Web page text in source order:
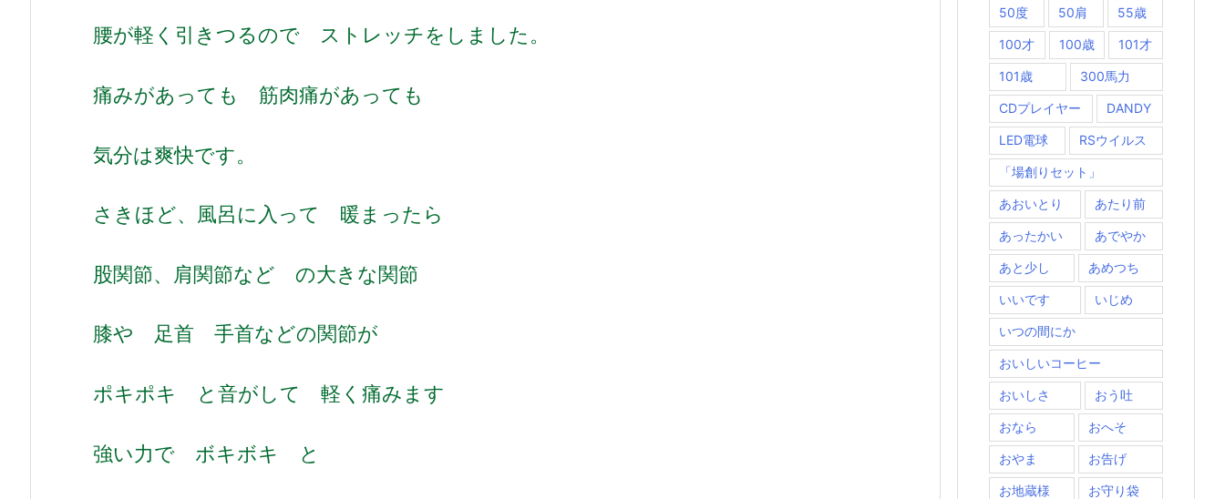
腰が軽く引きつるので ストレッチをしました。
痛みがあっても 筋肉痛があっても
気分は爽快です。
さきほど、風呂に入って 暖まったら
股関節、肩関節など の大きな関節
膝や 足首 手首などの関節が
ポキポキ と音がして 軽く痛みます
強い力で ボキボキ と
50度 50肩 55歳
100才 100歳 101才
101歳 300馬力
CDプレイヤー DANDY
LED電球 RSウイルス
「場創りセット」
あおいとり あたり前
あったかい あでやか
あと少し あめつち
いいです いじめ
いつの間にか
おいしいコーヒー
おいしさ おう吐
おなら おへそ
おやま お告げ
お地蔵様 お守り袋